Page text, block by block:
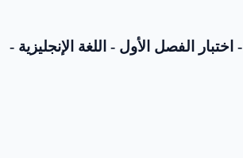
الموضوع رقم 55 - اختبار الفصل الأول - اللغة الإنجليزية -